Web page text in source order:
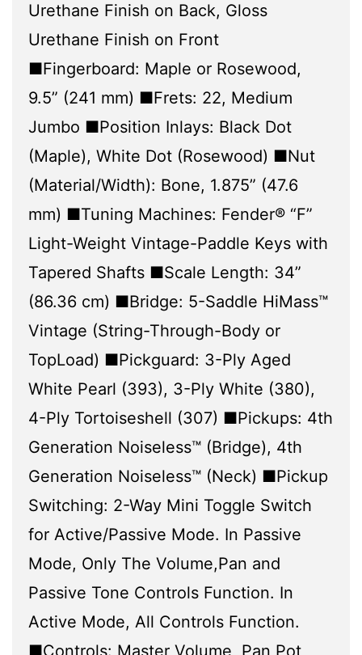
Urethane Finish on Back, Gloss
Urethane Finish on Front
■Fingerboard: Maple or Rosewood,
9.5” (241 mm) ■Frets: 22, Medium
Jumbo ■Position Inlays: Black Dot
(Maple), White Dot (Rosewood) ■Nut
(Material/Width): Bone, 1.875” (47.6
mm) ■Tuning Machines: Fender® “F”
Light-Weight Vintage-Paddle Keys with
Tapered Shafts ■Scale Length: 34”
(86.36 cm) ■Bridge: 5-Saddle HiMass™
Vintage (String-Through-Body or
TopLoad) ■Pickguard: 3-Ply Aged
White Pearl (393), 3-Ply White (380),
4-Ply Tortoiseshell (307) ■Pickups: 4th
Generation Noiseless™ (Bridge), 4th
Generation Noiseless™ (Neck) ■Pickup
Switching: 2-Way Mini Toggle Switch
for Active/Passive Mode. In Passive
Mode, Only The Volume,Pan and
Passive Tone Controls Function. In
Active Mode, All Controls Function.